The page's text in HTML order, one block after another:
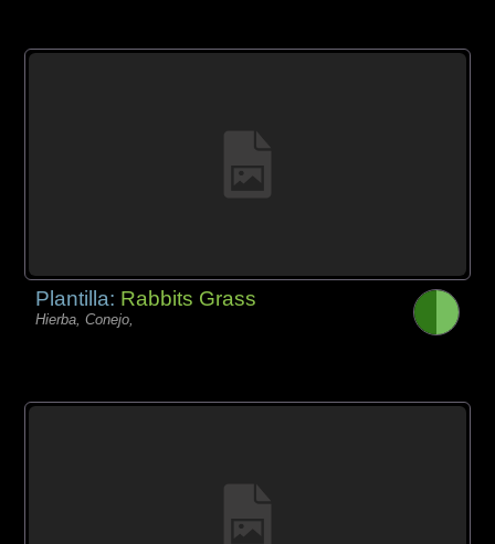
Plantilla: Rabbits Grass
Hierba, Conejo,